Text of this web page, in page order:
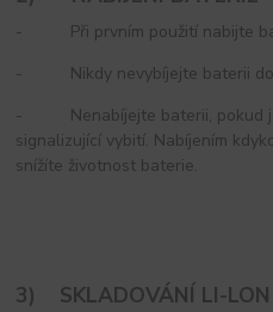
- Při prvním použití nabijte
- Nikdy nevybíjejte baterii do
- Nenabíjejte baterii, pokud
signalizující vybití. Nabíjením
snížíte životnost baterie.
3) SKLADOVÁNÍ LI-LON